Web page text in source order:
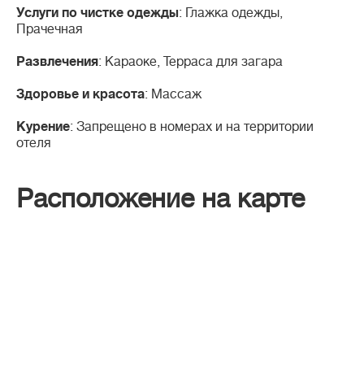
Услуги по чистке одежды: Глажка одежды,
Прачечная
Развлечения: Караоке, Терраса для загара
Здоровье и красота: Массаж
Курение: Запрещено в номерах и на территории
отеля
Расположение на карте